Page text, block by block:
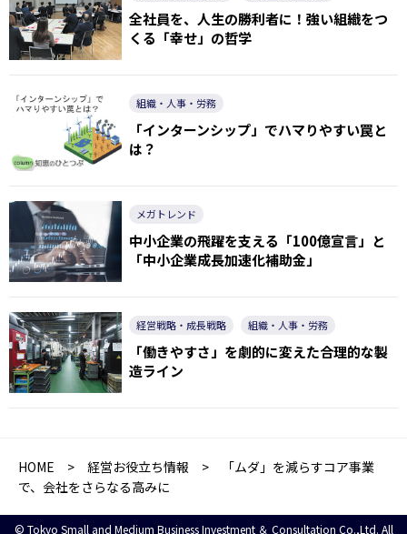
全社員を、人生の勝利者に！強い組織をつ
くる「幸せ」の哲学
組織・人事・労務
「インターンシップ」でハマりやすい罠と
は？
メガトレンド
中小企業の飛躍を支える「100億宣言」と
「中小企業成長加速化補助金」
経営戦略・成長戦略 組織・人事・労務
「働きやすさ」を劇的に変えた合理的な製
造ライン
HOME > 経営お役立ち情報 > 「ムダ」を減らすコア事業
で、会社をさらなる高みに
© Tokyo Small and Medium Business Investment ＆ Consultation Co.,Ltd. All